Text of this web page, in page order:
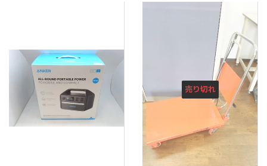
売り切れ